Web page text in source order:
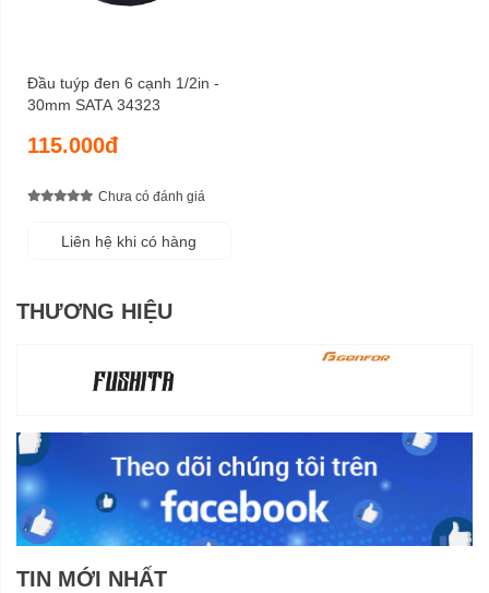
Đầu tuýp đen 6 cạnh 1/2in -
30mm SATA 34323
115.000đ
Chưa có đánh giá
Liên hệ khi có hàng
THƯƠNG HIỆU
TIN MỚI NHẤT